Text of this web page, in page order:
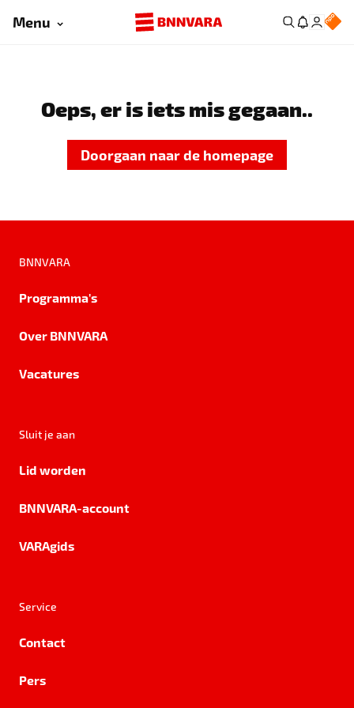
Menu
Oeps, er is iets mis gegaan..
Doorgaan naar de homepage
BNNVARA
Programma's
Over BNNVARA
Vacatures
Sluit je aan
Lid worden
BNNVARA-account
VARAgids
Service
Contact
Pers